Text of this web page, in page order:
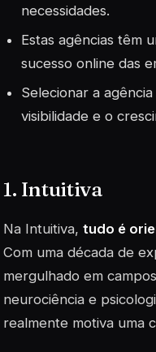
necessidades.
Estas agências têm
sucesso online das
Selecionar a
visibilidade e o
1. Intuitiva
Na Intuitiva, tudo é
Com uma década de
mergulhado em
neurociência e
realmente motiva uma